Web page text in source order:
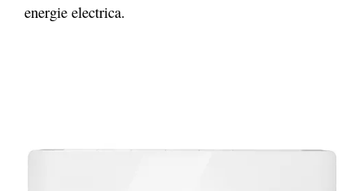
energie electrica.